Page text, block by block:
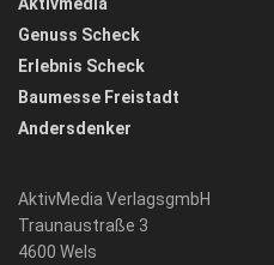
Genuss Scheck
Erlebnis Scheck
Baumesse Freistadt
Andersdenker
AktivMedia VerlagsgmbH
Traunaustraße 3
4600 Wels